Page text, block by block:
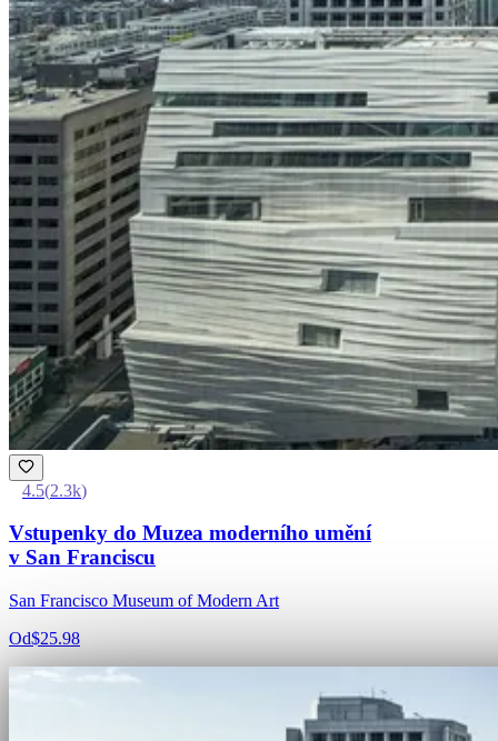
4.5(2.3k)
Vstupenky do Muzea moderního umění
v San Franciscu
San Francisco Museum of Modern Art
Od$25.98